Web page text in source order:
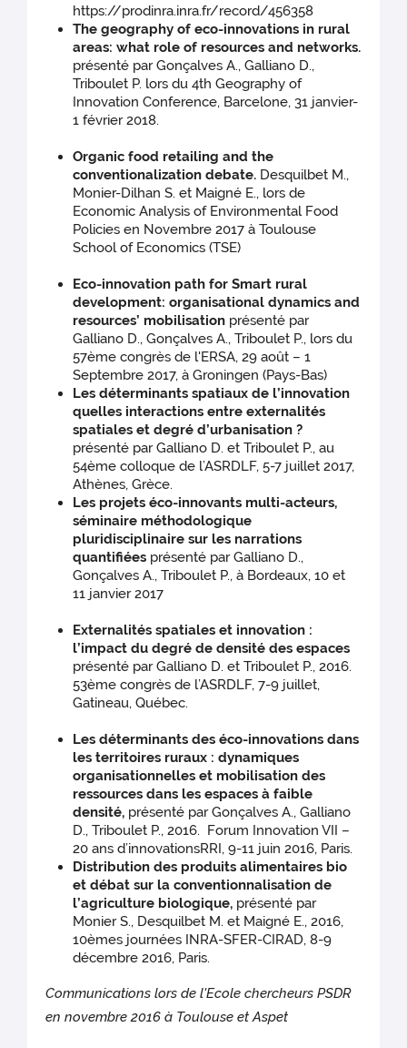
https://prodinra.inra.fr/record/456358
The geography of eco-innovations in rural
areas: what role of resources and networks.
présenté par Gonçalves A., Galliano D.,
Triboulet P. lors du 4th Geography of
Innovation Conference, Barcelone, 31 janvier-
1 février 2018.
Organic food retailing and the
conventionalization debate. Desquilbet M.,
Monier-Dilhan S. et Maigné E., lors de
Economic Analysis of Environmental Food
Policies en Novembre 2017 à Toulouse
School of Economics (TSE)
Eco-innovation path for Smart rural
development: organisational dynamics and
resources’ mobilisation présenté par
Galliano D., Gonçalves A., Triboulet P., lors du
57ème congrès de l'ERSA, 29 août – 1
Septembre 2017, à Groningen (Pays-Bas)
Les déterminants spatiaux de l’innovation
quelles interactions entre externalités
spatiales et degré d’urbanisation ?
présenté par Galliano D. et Triboulet P., au
54ème colloque de l’ASRDLF, 5-7 juillet 2017,
Athènes, Grèce.
Les projets éco-innovants multi-acteurs,
séminaire méthodologique
pluridisciplinaire sur les narrations
quantifiées présenté par Galliano D.,
Gonçalves A., Triboulet P., à Bordeaux, 10 et
11 janvier 2017
Externalités spatiales et innovation :
l’impact du degré de densité des espaces
présenté par Galliano D. et Triboulet P., 2016.
53ème congrès de l’ASRDLF, 7-9 juillet,
Gatineau, Québec.
Les déterminants des éco-innovations dans
les territoires ruraux : dynamiques
organisationnelles et mobilisation des
ressources dans les espaces à faible
densité, présenté par Gonçalves A., Galliano
D., Triboulet P., 2016. Forum Innovation VII –
20 ans d’innovationsRRI, 9-11 juin 2016, Paris.
Distribution des produits alimentaires bio
et débat sur la conventionnalisation de
l’agriculture biologique, présenté par
Monier S., Desquilbet M. et Maigné E., 2016,
10èmes journées INRA-SFER-CIRAD, 8-9
décembre 2016, Paris.
Communications lors de l'Ecole chercheurs PSDR
en novembre 2016 à Toulouse et Aspet